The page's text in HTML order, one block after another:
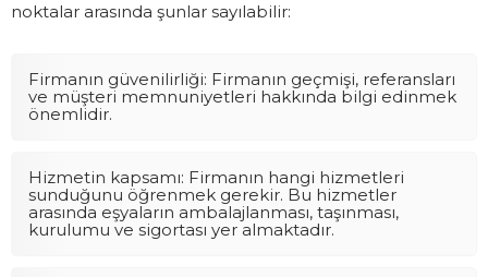
noktalar arasında şunlar sayılabilir:
Firmanın güvenilirliği: Firmanın geçmişi, referansları
ve müşteri memnuniyetleri hakkında bilgi edinmek
önemlidir.
Hizmetin kapsamı: Firmanın hangi hizmetleri
sunduğunu öğrenmek gerekir. Bu hizmetler
arasında eşyaların ambalajlanması, taşınması,
kurulumu ve sigortası yer almaktadır.